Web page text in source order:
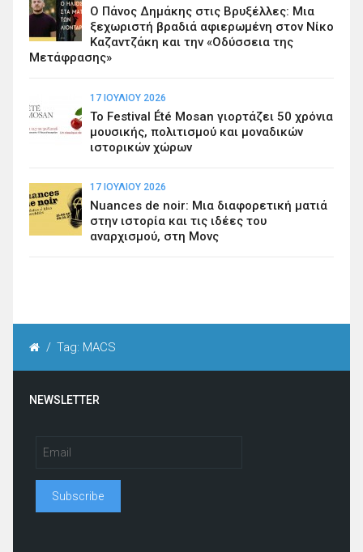
Ο Πάνος Δημάκης στις Βρυξέλλες: Μια
ξεχωριστή βραδιά αφιερωμένη στον Νίκο
Καζαντζάκη και την «Οδύσσεια της
Μετάφρασης»
17 ΙΟΥΛΊΟΥ 2026
Το Festival Été Mosan γιορτάζει 50 χρόνια
μουσικής, πολιτισμού και μοναδικών
ιστορικών χώρων
17 ΙΟΥΛΊΟΥ 2026
Nuances de noir: Μια διαφορετική ματιά
στην ιστορία και τις ιδέες του
αναρχισμού, στη Μονς
/ Tag: MACS
NEWSLETTER